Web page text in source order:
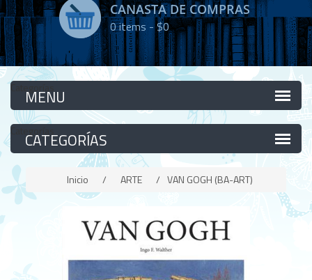
CANASTA DE COMPRAS
0items -$0
Categorías
Categorías
Inicio / ARTE / VAN GOGH (BA-ART)